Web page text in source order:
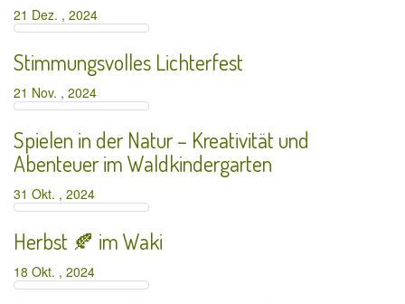
21 Dez. , 2024
Stimmungsvolles Lichterfest
21 Nov. , 2024
Spielen in der Natur – Kreativität und
Abenteuer im Waldkindergarten
31 Okt. , 2024
Herbst 🍂 im Waki
18 Okt. , 2024